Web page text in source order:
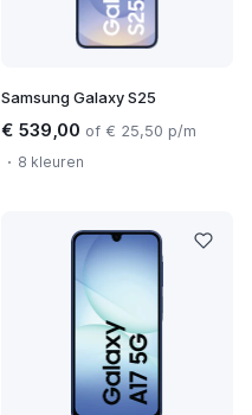
Samsung Galaxy S25
€ 539,00 of € 25,50 p/m
8 kleuren